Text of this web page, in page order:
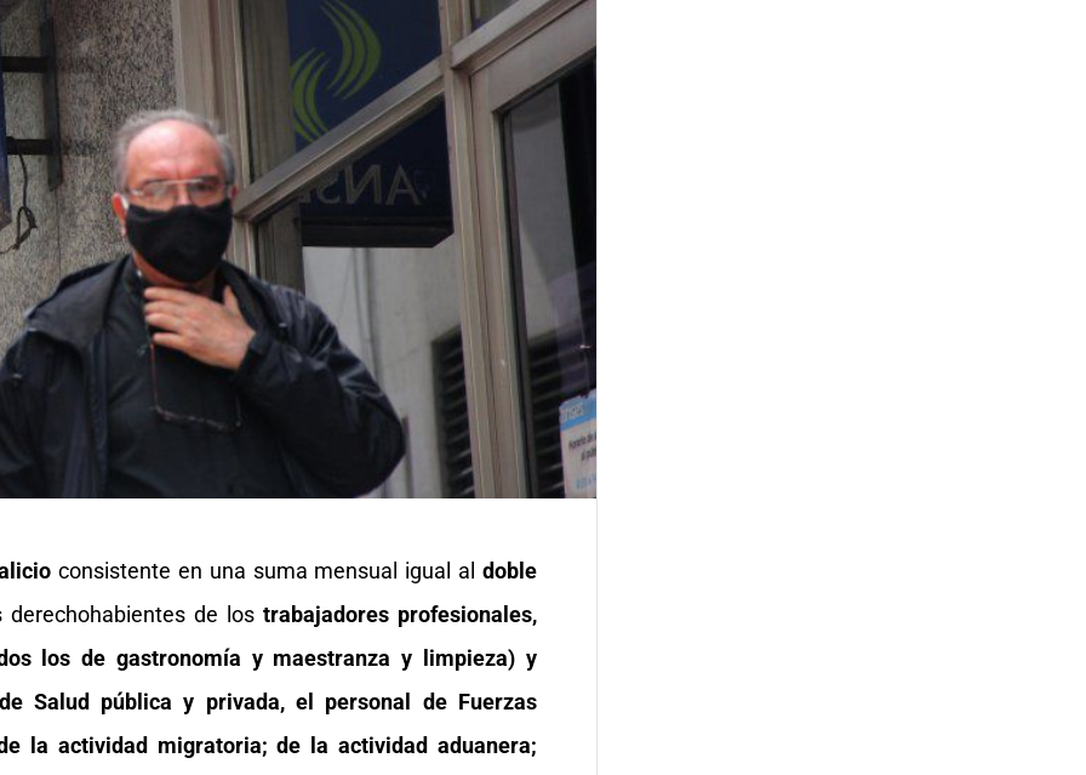
consistente en una suma mensual igual al doble
derechohabientes de los trabajadores profesionales,
los de gastronomía y maestranza y limpieza) y
Salud pública y privada, el personal de Fuerzas
la actividad migratoria; de la actividad aduanera;